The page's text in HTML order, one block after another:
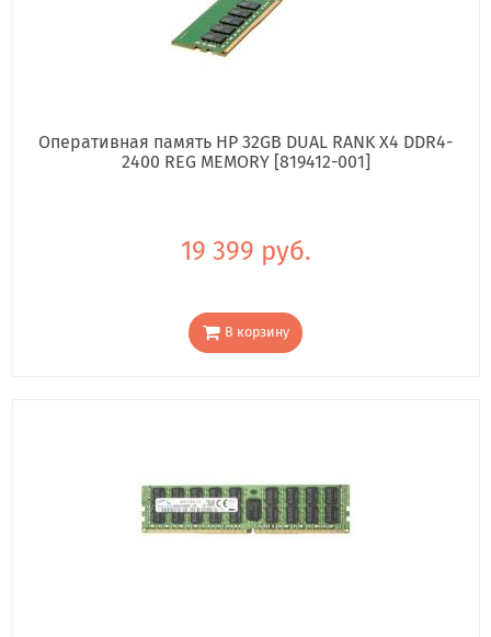
Оперативная память HP 32GB DUAL RANK X4 DDR4-
2400 REG MEMORY [819412-001]
19 399 руб.
В корзину